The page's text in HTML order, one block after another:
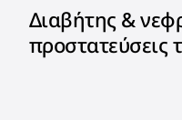
Διαβήτης &
προστατεύσεις